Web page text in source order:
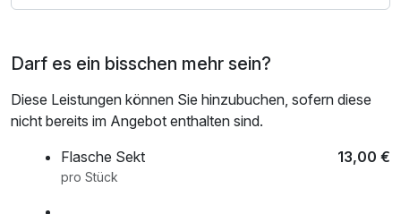
***** Wellnesscenter mit Entspannungspool, finnischer
****** (Sandkasten im Freien, Spielzeug, Fernseher und
Spielstation, Kinderbücher) und Tischtennis, Darts
(Reservierung an der Hotelrezeption)
Darf es ein bisschen mehr sein?
Diese Leistungen können Sie hinzubuchen, sofern diese
nicht bereits im Angebot enthalten sind.
Flasche Sekt
13,00 €
pro Stück